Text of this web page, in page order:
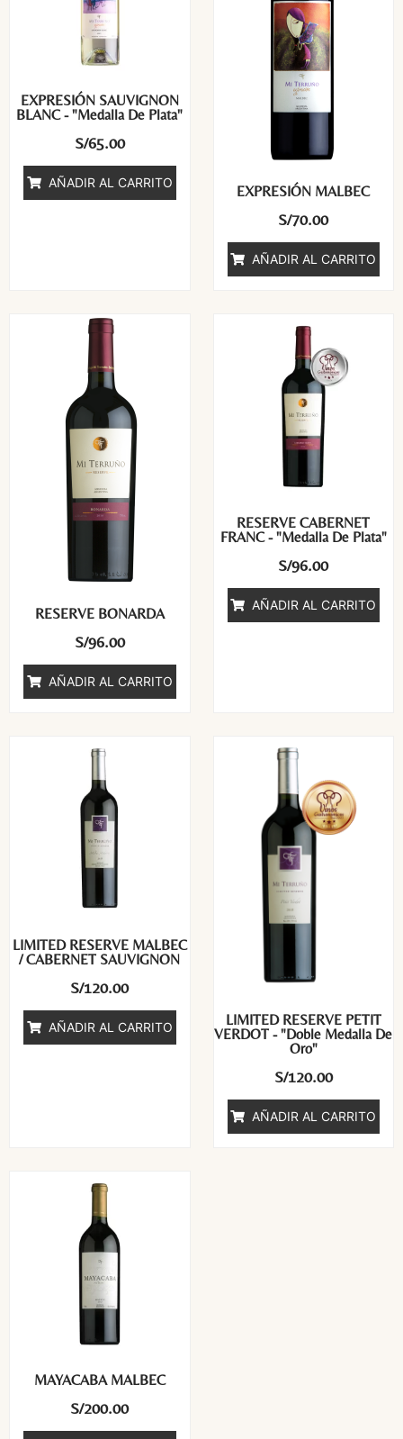
EXPRESIÓN SAUVIGNON
BLANC - "Medalla De Plata"
S/65.00
AÑADIR AL CARRITO EXPRESIÓN MALBEC
S/70.00
AÑADIR AL CARRITO
RESERVE BONARDA
S/96.00
AÑADIR AL CARRITO
RESERVE CABERNET
FRANC - "Medalla De Plata"
S/96.00
AÑADIR AL CARRITO
LIMITED RESERVE MALBEC
/ CABERNET SAUVIGNON
S/120.00
AÑADIR AL CARRITO
LIMITED RESERVE PETIT
VERDOT - "Doble Medalla De
Oro"
S/120.00
AÑADIR AL CARRITO
MAYACABA MALBEC
S/200.00